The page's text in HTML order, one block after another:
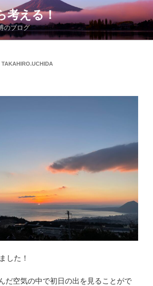
考える！
のブログ
TAKAHIRO.UCHIDA
した！
だ空気の中で初日の出を見ることがで